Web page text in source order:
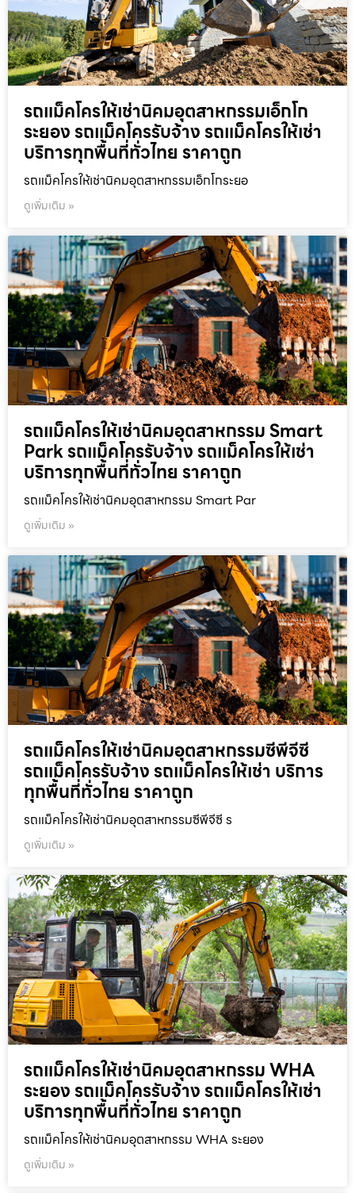
รถแม็คโครให้เช่านิคมอุตสาหกรรมเอ็กโก
ระยอง รถแม็คโครรับจ้าง รถแม็คโครให้เช่า
บริการทุกพื้นที่ทั่วไทย ราคาถูก
รถแม็คโครให้เช่านิคมอุตสาหกรรมเอ็กโกระยอ
ดูเพิ่มเติม »
รถแม็คโครให้เช่านิคมอุตสาหกรรม Smart
Park รถแม็คโครรับจ้าง รถแม็คโครให้เช่า
บริการทุกพื้นที่ทั่วไทย ราคาถูก
รถแม็คโครให้เช่านิคมอุตสาหกรรม Smart Par
ดูเพิ่มเติม »
รถแม็คโครให้เช่านิคมอุตสาหกรรมซีพีจีซี
รถแม็คโครรับจ้าง รถแม็คโครให้เช่า บริการ
ทุกพื้นที่ทั่วไทย ราคาถูก
รถแม็คโครให้เช่านิคมอุตสาหกรรมซีพีจีซี ร
ดูเพิ่มเติม »
รถแม็คโครให้เช่านิคมอุตสาหกรรม WHA
ระยอง รถแม็คโครรับจ้าง รถแม็คโครให้เช่า
บริการทุกพื้นที่ทั่วไทย ราคาถูก
รถแม็คโครให้เช่านิคมอุตสาหกรรม WHA ระยอง
ดูเพิ่มเติม »